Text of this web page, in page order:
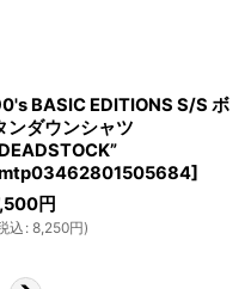
BASIC EDITIONS S/S ボ
ンダウンシャツ
]
円
込 : 8,250円)